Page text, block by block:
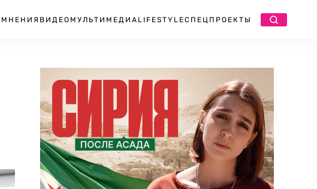
МНЕНИЯ ВИДЕО МУЛЬТИМЕДИА LIFESTYLEСПЕЦПРОЕКТЫ